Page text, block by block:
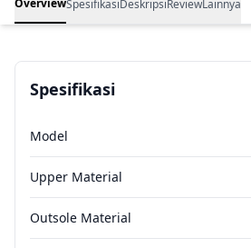
OverviewSpesifikasiDeskripsiReviewLainnya
Spesifikasi
Model
Upper Material
Outsole Material